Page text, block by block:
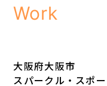
Work
大阪府大阪市
スパークル・スポ